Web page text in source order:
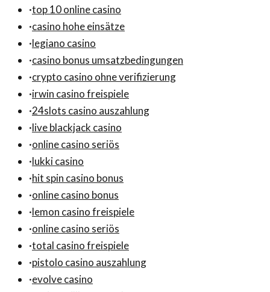
·top 10 online casino
·casino hohe einsätze
·legiano casino
·casino bonus umsatzbedingungen
·crypto casino ohne verifizierung
·irwin casino freispiele
·24slots casino auszahlung
·live blackjack casino
·online casino seriös
·lukki casino
·hit spin casino bonus
·online casino bonus
·lemon casino freispiele
·online casino seriös
·total casino freispiele
·pistolo casino auszahlung
·evolve casino